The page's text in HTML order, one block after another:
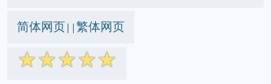
简体网页||繁体网页
☆☆☆☆☆